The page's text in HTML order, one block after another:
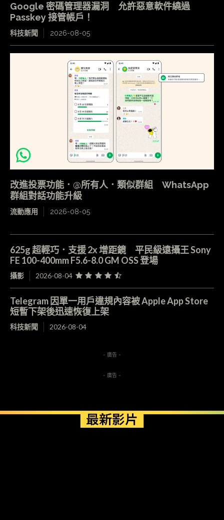
Google 密碼管理器漏洞 允許惡意軟件繞過
Passkey 接管帳戶！
科技新聞 2026-08-05
改進投票功能．@所有人．類似群組 WhatsApp
群組對話功能升級
流動應用 2026-08-05
625g 超輕巧．支援 2x 增距鏡 平民級遠攝王 Sony
FE 100-400mm F5.6-8.0 GM OSS 登場
攝影 2026-08-04
Telegram 因單一用戶違規內容被 Apple App Store
短暫下架後迅速恢復上架
科技新聞 2026-08-04
- 廣告 -
- 廣告 -
最新影片